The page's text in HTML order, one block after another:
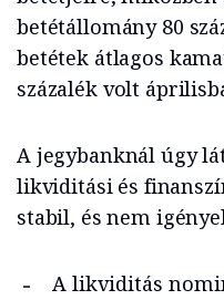
betétállomány 80
betétek átlagos
százalék volt
A jegybanknál úgy
likviditási és
stabil, és nem
A likviditás